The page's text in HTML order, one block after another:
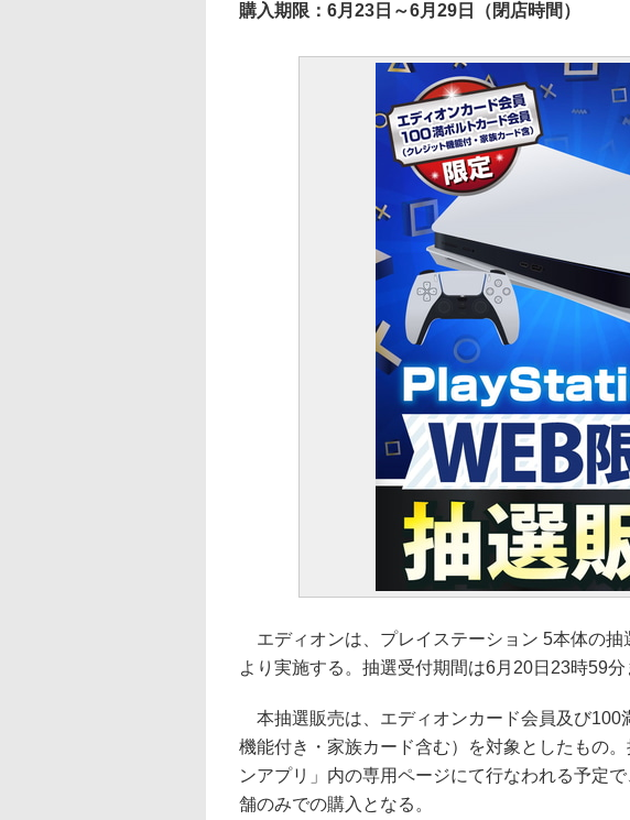
購入期限：6月23日～6月29日（閉店時間）
エディオンは、プレイステーション 5本体の
より実施する。抽選受付期間は6月20日23時59分
本抽選販売は、エディオンカード会員及び100
機能付き・家族カード含む）を対象としたもの
ンアプリ」内の専用ページにて行なわれる予定
舗のみでの購入となる。